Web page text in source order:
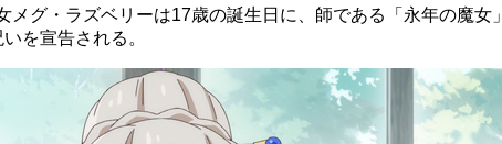
メグ・ラズベリーは17歳の誕生日に、師である「永年の魔女」
を宣告される。